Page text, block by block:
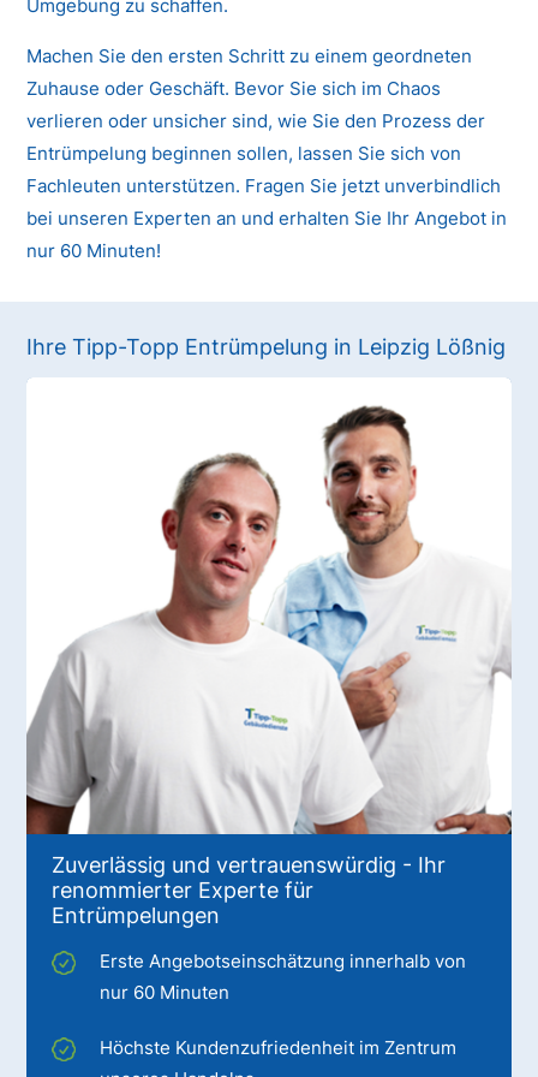
Umgebung zu schaffen.
Machen Sie den ersten Schritt zu einem geordneten
Zuhause oder Geschäft. Bevor Sie sich im Chaos
verlieren oder unsicher sind, wie Sie den Prozess der
Entrümpelung beginnen sollen, lassen Sie sich von
Fachleuten unterstützen. Fragen Sie jetzt unverbindlich
bei unseren Experten an und erhalten Sie Ihr Angebot in
nur 60 Minuten!
Ihre Tipp-Topp Entrümpelung in Leipzig Lößnig
Zuverlässig und vertrauenswürdig - Ihr
renommierter Experte für
Entrümpelungen
Erste Angebotseinschätzung innerhalb von
nur 60 Minuten
Höchste Kundenzufriedenheit im Zentrum